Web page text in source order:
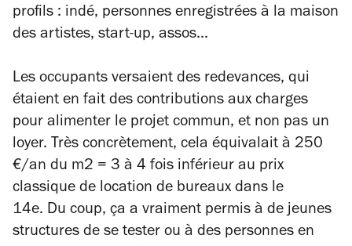
profils : indé, personnes enregistrées à la maison
des artistes, start-up, assos...
Les occupants versaient des redevances, qui
étaient en fait des contributions aux charges
pour alimenter le projet commun, et non pas un
loyer. Très concrètement, cela équivalait à 250
€/an du m2 = 3 à 4 fois inférieur au prix
classique de location de bureaux dans le
14e. Du coup, ça a vraiment permis à de jeunes
structures de se tester ou à des personnes en